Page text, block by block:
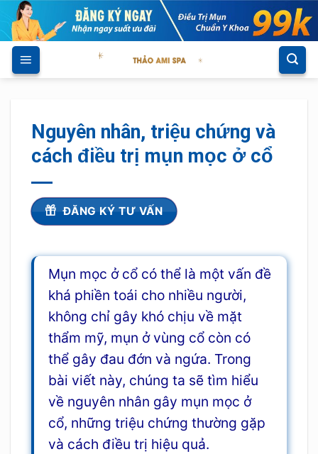
Skip
to
content
Nguyên nhân, triệu chứng và
cách điều trị mụn mọc ở cổ
ĐĂNG KÝ TƯ VẤN
Mụn mọc ở cổ có thể là một vấn đề
khá phiền toái cho nhiều người,
không chỉ gây khó chịu về mặt
thẩm mỹ, mụn ở vùng cổ còn có
thể gây đau đớn và ngứa. Trong
bài viết này, chúng ta sẽ tìm hiểu
về nguyên nhân gây mụn mọc ở
cổ, những triệu chứng thường gặp
và cách điều trị hiệu quả.